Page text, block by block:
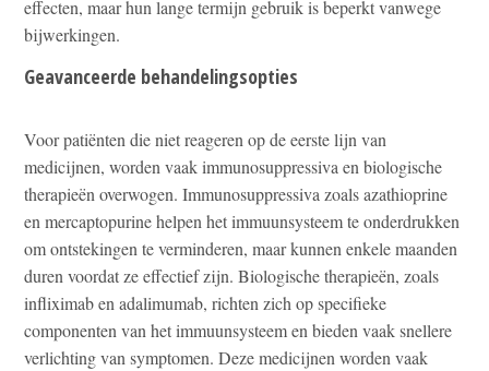
effecten, maar hun lange termijn gebruik is beperkt vanwege
bijwerkingen.
Geavanceerde behandelingsopties
Voor patiënten die niet reageren op de eerste lijn van
medicijnen, worden vaak immunosuppressiva en biologische
therapieën overwogen. Immunosuppressiva zoals azathioprine
en mercaptopurine helpen het immuunsysteem te onderdrukken
om ontstekingen te verminderen, maar kunnen enkele maanden
duren voordat ze effectief zijn. Biologische therapieën, zoals
infliximab en adalimumab, richten zich op specifieke
componenten van het immuunsysteem en bieden vaak snellere
verlichting van symptomen. Deze medicijnen worden vaak